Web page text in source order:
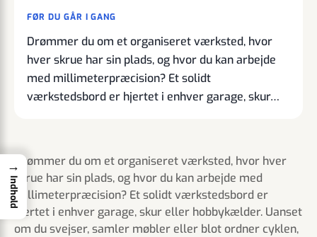
FØR DU GÅR I GANG
Drømmer du om et organiseret værksted, hvor
hver skrue har sin plads, og hvor du kan arbejde
med millimeterpræcision? Et solidt
værkstedsbord er hjertet i enhver garage, skur…
Drømmer du om et organiseret værksted, hvor hver
skrue har sin plads, og hvor du kan arbejde med
millimeterpræcision? Et solidt værkstedsbord er
hjertet i enhver garage, skur eller hobbykælder. Uanset
om du svejser, samler møbler eller blot ordner cyklen,
→
Indhold